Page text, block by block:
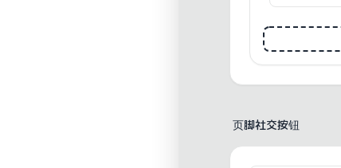
页脚社交按钮